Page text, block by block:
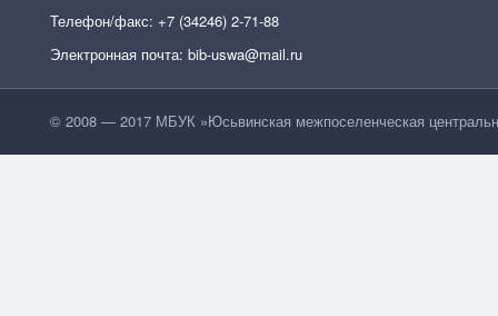
Телефон/факс: +7 (34246) 2-71-88
Электронная почта: bib-uswa@mail.ru
© 2008 — 2017 МБУК »Юсьвинская межпоселенческая